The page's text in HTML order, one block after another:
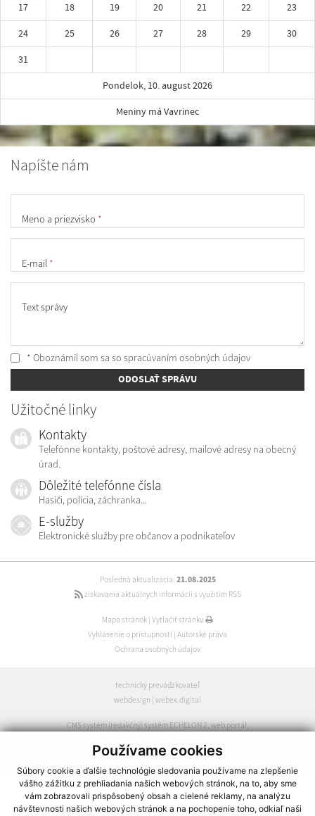
Používame cookies
Súbory cookie a ďalšie technológie sledovania používame na zlepšenie
vášho zážitku z prehliadania našich webových stránok, na to, aby sme
vám zobrazovali prispôsobený obsah a cielené reklamy, na analýzu
návštevnosti našich webových stránok a na pochopenie toho, odkiaľ naši
17
18 19 20 21 22
23
24
25 26 27 28 29
30
31
Pondelok, 10. august 2026
Meniny má Vavrinec
Napíšte nám
Meno a priezvisko *
E-mail *
Text správy
* Oboznámil som sa so spracúvaním osobných údajov
ODOSLAŤ SPRÁVU
Užitočné linky
Kontakty
Telefónne kontakty, poštové adresy, mailové adresy na obecný
úrad.
Dôležité telefónne čísla
Hasiči, polícia, záchranka...
E-služby
Elektronické služby pre občanov a podnikateľov
Posledná aktualizácia: 21.08.2025
získavania aktuálnych informácií s využitím RSS
Mapa stránok Vytlačiť stránku
Vyhlásenie o prístupnosti Autorské práva
Ochrana osobných údajov
technický prevádzkovateľ
webdesign webex.digital
CMS systém (redakčný) systém ECHELON 2,web portál,
spoločnosť webex.digital